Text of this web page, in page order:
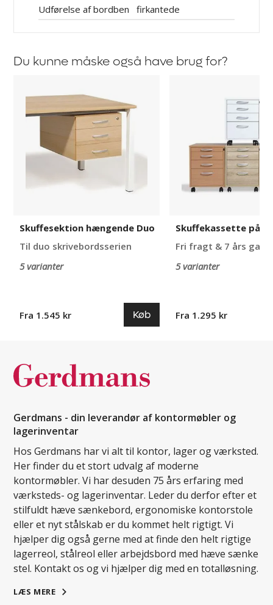
Udførelse af bordben firkantede
Du kunne måske også have brug for?
hængende
Duo
Skuffesektion hængende Duo
Til duo skrivebordsserien
5 varianter
Fra 1.545 kr Køb
Skuffekassette på
Fri fragt & 7 års
5 varianter
Fra 1.295 kr
Gerdmans - din leverandør af kontormøbler og
lagerinventar
Hos Gerdmans har vi alt til kontor, lager og værksted.
Her finder du et stort udvalg af moderne
kontormøbler. Vi har desuden 75 års erfaring med
værksteds- og lagerinventar. Leder du derfor efter et
stilfuldt hæve sænkebord, ergonomiske kontorstole
eller et nyt stålskab er du kommet helt rigtigt. Vi
hjælper dig også gerne med at finde den helt rigtige
lagerreol, stålreol eller arbejdsbord med hæve sænke
stel. Kontakt os og vi hjælper dig med en totalløsning.
LÆS MERE